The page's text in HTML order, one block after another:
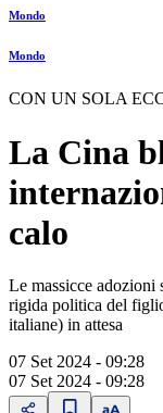
Mondo
Mondo
CON UN SOLA
La Cina
calo
Le massicce adozioni
rigida politica del
italiane) in attesa
07 Set 2024 - 09:28
07 Set 2024 - 09:28